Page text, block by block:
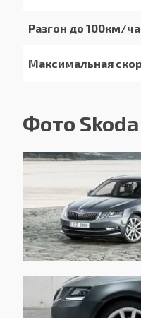
Разгон до 100км/
Максимальная
Расход в
Объем топливного
Длина:
Ширина:
Высота:
Фото